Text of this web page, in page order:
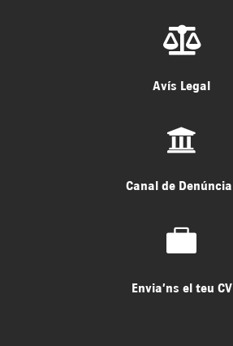

Avís Legal

Canal de Denúncia

Envia’ns el teu CV